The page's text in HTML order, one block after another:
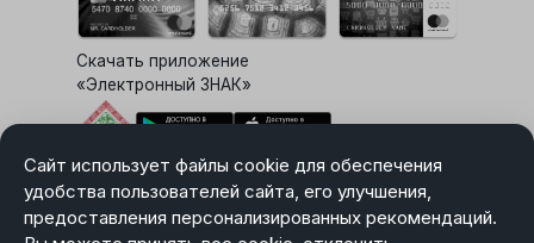
Сайт использует файлы cookie для обеспечения
удобства пользователей сайта, его улучшения,
предоставления персонализированных рекомендаций.
Скачать приложение
«Электронный ЗНАК»
Выбор настроек Cookie